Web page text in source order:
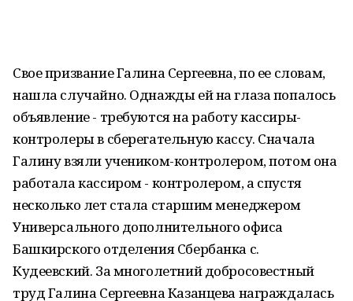
Свое призвание Галина Сергеевна, по ее словам,
нашла случайно. Однажды ей на глаза попалось
объявление - требуются на работу кассиры-
контролеры в сберегательную кассу. Сначала
Галину взяли учеником-контролером, потом она
работала кассиром - контролером, а спустя
несколько лет стала старшим менеджером
Универсального дополнительного офиса
Башкирского отделения Сбербанка с.
Кудеевский. За многолетний добросовестный
труд Галина Сергеевна Казанцева награждалась